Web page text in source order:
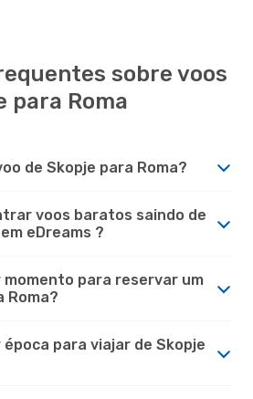
sobre voos
para Roma
de Skopje para Roma?
voos baratos saindo de
eDreams ?
momento para reservar um
Roma?
época para viajar de Skopje